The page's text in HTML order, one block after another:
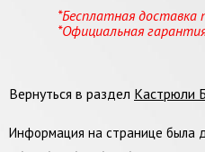
*Бесплатная доставка
*Официальная
Вернуться в раздел Кастрюли
Информация на странице была